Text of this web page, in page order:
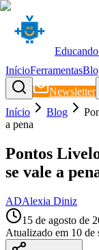
InícioFerramentas
Newsletter
Início
Blog
a pena
Pontos
se vale a
ADAlexia Diniz
15 de agosto de
Atualizado em 10 de